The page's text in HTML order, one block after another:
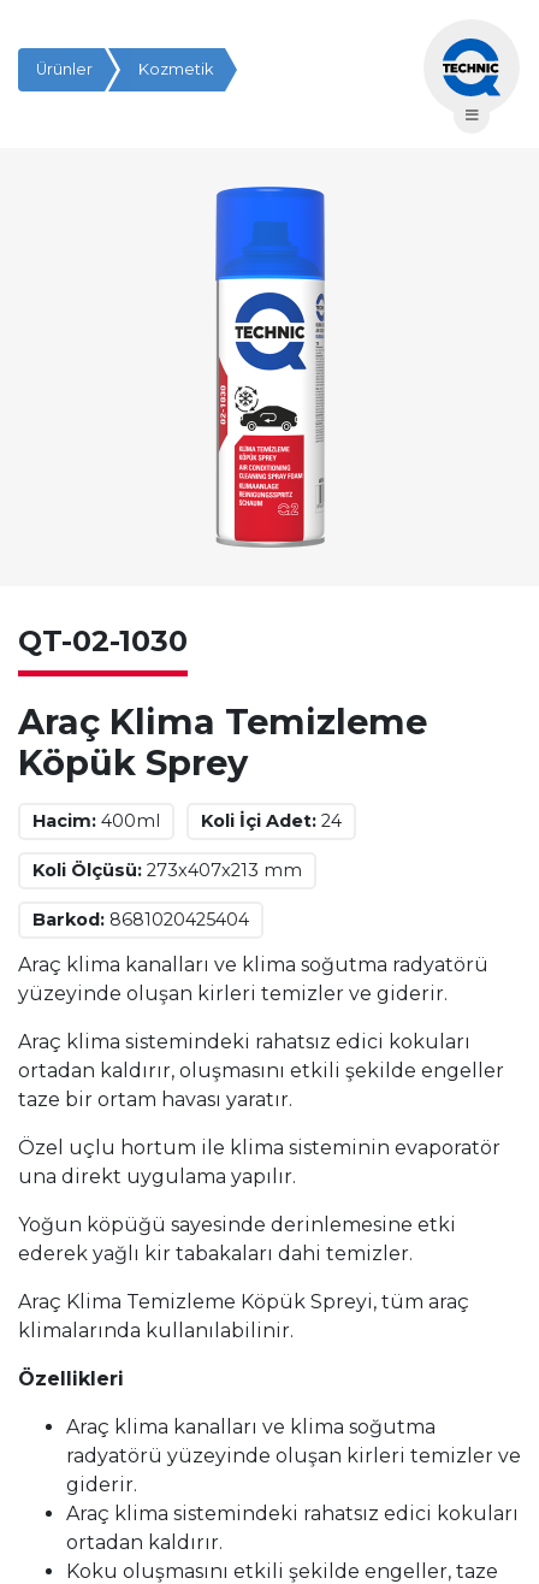
Ürünler Kozmetik
Araç Klima Temizleme
Köpük Sprey
QT-02-1030
Hacim: 400ml Koli İçi Adet: 24
Koli Ölçüsü: 273x407x213 mm
Barkod: 8681020425404
Araç klima kanalları ve klima soğutma radyatörü
yüzeyinde oluşan kirleri temizler ve giderir.
Araç klima sistemindeki rahatsız edici kokuları
ortadan kaldırır, oluşmasını etkili şekilde engeller
taze bir ortam havası yaratır.
Özel uçlu hortum ile klima sisteminin evaporatör
una direkt uygulama yapılır.
Yoğun köpüğü sayesinde derinlemesine etki
ederek yağlı kir tabakaları dahi temizler.
Araç Klima Temizleme Köpük Spreyi, tüm araç
klimalarında kullanılabilinir.
Özellikleri
Araç klima kanalları ve klima soğutma
radyatörü yüzeyinde oluşan kirleri temizler ve
giderir.
Araç klima sistemindeki rahatsız edici kokuları
ortadan kaldırır.
Koku oluşmasını etkili şekilde engeller, taze